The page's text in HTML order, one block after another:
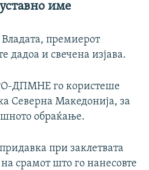
име
премиерот
и свечена изјава.
ДПМНЕ го користеше
Северна Македонија, за
обраќање.
при заклетвата
срамот што го нанесовте